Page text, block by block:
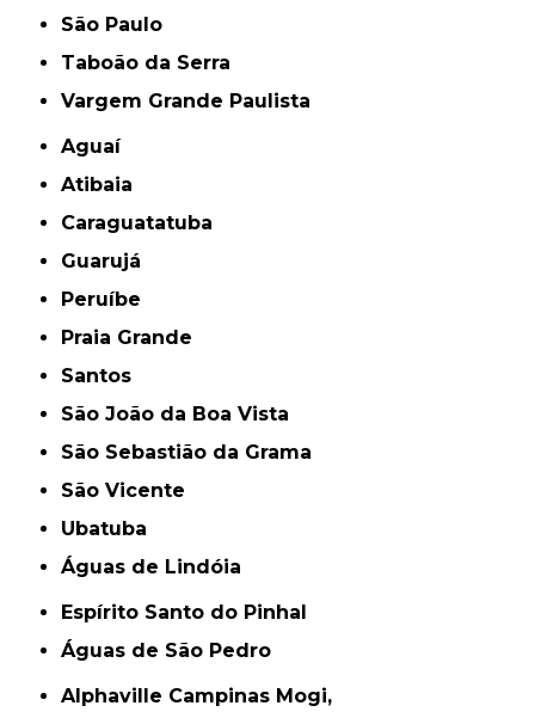
São Paulo
Taboão da Serra
Vargem Grande Paulista
Aguaí
Atibaia
Caraguatatuba
Guarujá
Peruíbe
Praia Grande
Santos
São João da Boa Vista
São Sebastião da Grama
São Vicente
Ubatuba
Águas de Lindóia
Espírito Santo do Pinhal
Águas de São Pedro
Alphaville Campinas Mogi,